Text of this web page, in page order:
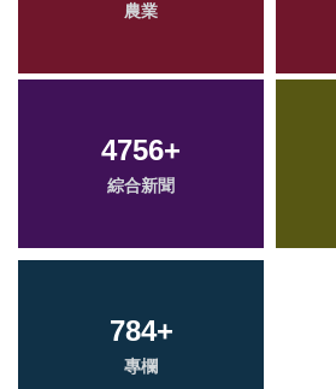
農業
4756+
綜合新聞
784+
專欄